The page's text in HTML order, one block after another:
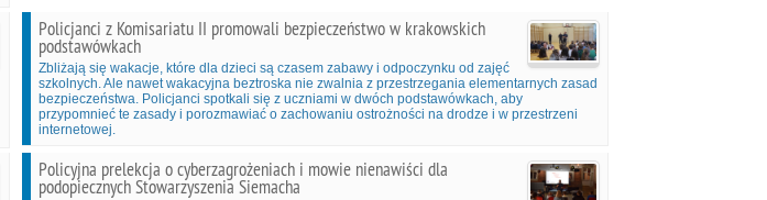
Policjanci z Komisariatu II promowali bezpieczeństwo w krakowskich
podstawówkach
Zbliżają się wakacje, które dla dzieci są czasem zabawy i odpoczynku od zajęć
szkolnych. Ale nawet wakacyjna beztroska nie zwalnia z przestrzegania elementarnych zasad
bezpieczeństwa. Policjanci spotkali się z uczniami w dwóch podstawówkach, aby
przypomnieć te zasady i porozmawiać o zachowaniu ostrożności na drodze i w przestrzeni
internetowej.
Policyjna prelekcja o cyberzagrożeniach i mowie nienawiści dla
podopiecznych Stowarzyszenia Siemacha